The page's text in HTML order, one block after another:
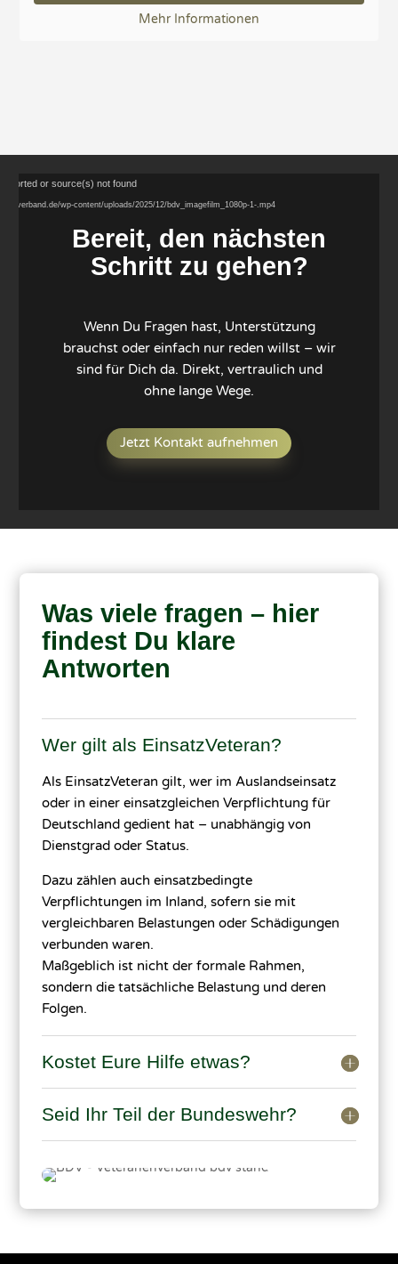
Mehr Informationen
Video-
Player
or source(s) not found
wp-content/uploads/2025/12/bdv_imagefilm_1080p-1-.mp4
Bereit, den nächsten
Schritt zu gehen?
Wenn Du Fragen hast, Unterstützung
brauchst oder einfach nur reden willst – wir
sind für Dich da. Direkt, vertraulich und
ohne lange Wege.
Jetzt Kontakt aufnehmen
Was viele fragen – hier
findest Du klare
Antworten
Wer gilt als EinsatzVeteran?
Als EinsatzVeteran gilt, wer im Auslandseinsatz
oder in einer einsatzgleichen Verpflichtung für
Deutschland gedient hat – unabhängig von
Dienstgrad oder Status.
Dazu zählen auch einsatzbedingte
Verpflichtungen im Inland, sofern sie mit
vergleichbaren Belastungen oder Schädigungen
verbunden waren.
Maßgeblich ist nicht der formale Rahmen,
sondern die tatsächliche Belastung und deren
Folgen.
Kostet Eure Hilfe etwas?
Seid Ihr Teil der Bundeswehr?